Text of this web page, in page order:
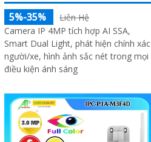
5%-35%
Liên Hệ
Camera IP 4MP tích hợp AI SSA,
Smart Dual Light, phát hiện chính xác
người/xe, hình ảnh sắc nét trong mọi
điều kiện ánh sáng